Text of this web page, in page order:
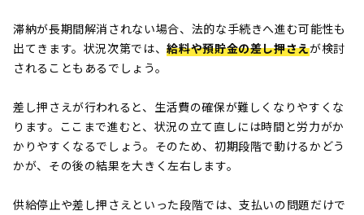
滞納が長期間解消されない場合、法的な手続きへ進む可能性も
出てきます。状況次第では、給料や預貯金の差し押さえが検討
されることもあるでしょう。
差し押さえが行われると、生活費の確保が難しくなりやすくな
ります。ここまで進むと、状況の立て直しには時間と労力がか
かりやすくなるでしょう。そのため、初期段階で動けるかどう
かが、その後の結果を大きく左右します。
供給停止や差し押さえといった段階では、支払いの問題だけで